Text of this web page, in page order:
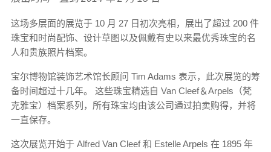
这场多层面的展览于 10 月 27 日初次亮相，展出了超过 200 件
珠宝和时尚配饰、设计草图以及佩戴有史以来最优秀珠宝的名
人和贵族照片档案。
宝尔博物馆装饰艺术馆长顾问 Tim Adams 表示，此次展览的筹
备时间超过十几年。 这些珠宝精选自 Van Cleef＆Arpels（梵
克雅宝）档案系列，所有珠宝均由该公司通过拍卖购得，并将
一直保存。
这次展览开始于 Alfred Van Cleef 和 Estelle Arpels 在 1895 年